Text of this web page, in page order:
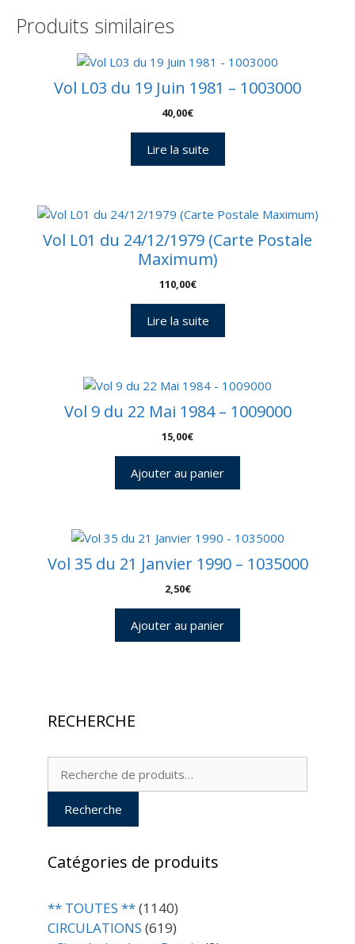
3
–
C
Produits similaires
Vol L03 du 19 Juin 1981 – 1003000
40,00€
Lire la suite
Vol L01 du 24/12/1979 (Carte Postale
Maximum)
110,00€
Lire la suite
Vol 9 du 22 Mai 1984 – 1009000
15,00€
Ajouter au panier
Vol 35 du 21 Janvier 1990 – 1035000
2,50€
Ajouter au panier
RECHERCHE
Recherche
Recherche
Catégories de produits
** TOUTES **(1140)
CIRCULATIONS (619)